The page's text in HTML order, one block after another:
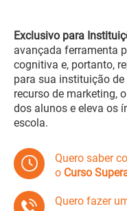
Exclusivo para
avançada ferramenta
cognitiva e, portanto,
para sua instituição de
recurso de marketing,
dos alunos e eleva os
escola.
Quero saber
o Curso
Quero fazer